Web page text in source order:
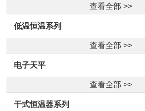
查看全部 >>
低温恒温系列
查看全部 >>
电子天平
查看全部 >>
干式恒温器系列